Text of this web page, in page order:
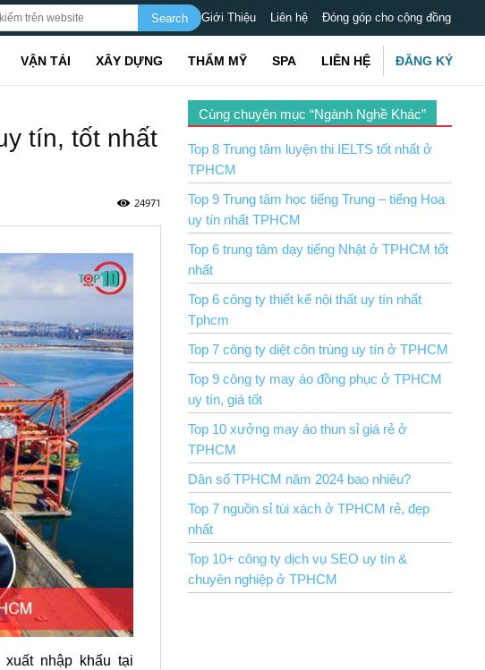
Giới Thiệu Liên hệ Đóng góp cho cộng đồng
VẬN TẢI XÂY DỰNG THẨM MỸ SPA LIÊN HỆ ĐĂNG KÝ
tín, tốt nhất
24971
nhập khẩu tại
Cùng chuyên mục “Ngành Nghề Khác”
Top 8 Trung tâm luyện thi IELTS tốt nhất ở
TPHCM
Top 9 Trung tâm học tiếng Trung – tiếng Hoa
uy tín nhất TPHCM
Top 6 trung tâm dạy tiếng Nhật ở TPHCM tốt
nhất
Top 6 công ty thiết kế nội thất uy tín nhất
Tphcm
Top 7 công ty diệt côn trùng uy tín ở TPHCM
Top 9 công ty may áo đồng phục ở TPHCM
uy tín, giá tốt
Top 10 xưởng may áo thun sỉ giá rẻ ở
TPHCM
Dân số TPHCM năm 2024 bao nhiêu?
Top 7 nguồn sỉ túi xách ở TPHCM rẻ, đẹp
nhất
Top 10+ công ty dịch vụ SEO uy tín &
chuyên nghiệp ở TPHCM